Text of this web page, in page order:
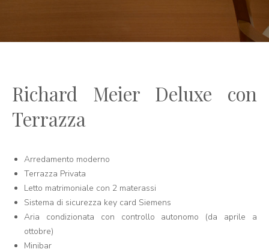
Richard Meier Deluxe con
Terrazza
Arredamento moderno
Terrazza Privata
Letto matrimoniale con 2 materassi
Sistema di sicurezza key card Siemens
Aria condizionata con controllo autonomo (da aprile a
ottobre)
Minibar